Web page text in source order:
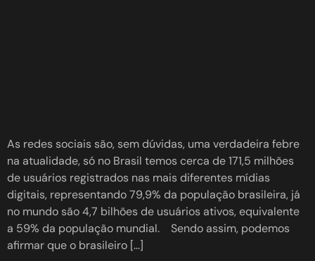
As redes sociais são, sem dúvidas, uma verdadeira febre
na atualidade, só no Brasil temos cerca de 171,5 milhões
de usuários registrados nas mais diferentes mídias
digitais, representando 79,9% da população brasileira, já
no mundo são 4,7 bilhões de usuários ativos, equivalente
a 59% da população mundial. Sendo assim, podemos
afirmar que o brasileiro […]